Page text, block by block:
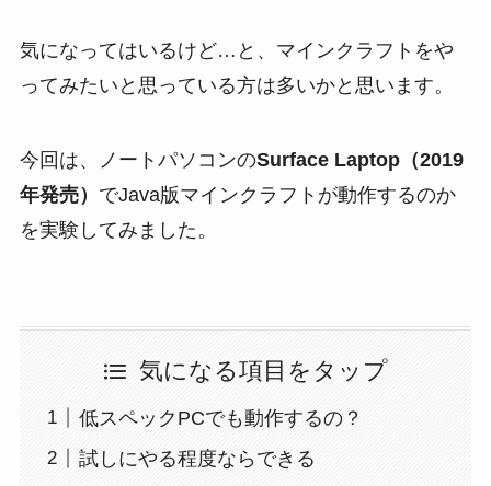
気になってはいるけど…と、マインクラフトをや
ってみたいと思っている方は多いかと思います。
今回は、ノートパソコンのSurface Laptop（2019
年発売） でJava版マインクラフトが動作するのか
を実験してみました。
気になる項目をタップ
低スペックPCでも動作するの？
試しにやる程度ならできる